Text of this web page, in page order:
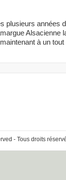
plusieurs années
Alsacienne
à un
- Tous droits